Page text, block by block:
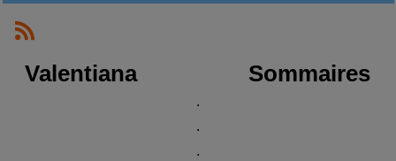
Valentiana Sommaires
.
.
.